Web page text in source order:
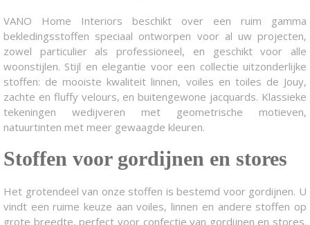
VANO Home Interiors beschikt over een ruim gamma
bekledingsstoffen speciaal ontworpen voor al uw projecten,
zowel particulier als professioneel, en geschikt voor alle
woonstijlen. Stijl en elegantie voor een collectie uitzonderlijke
stoffen: de mooiste kwaliteit linnen, voiles en toiles de Jouy,
zachte en fluffy velours, en buitengewone jacquards. Klassieke
tekeningen wedijveren met geometrische motieven,
natuurtinten met meer gewaagde kleuren.
Stoffen voor gordijnen en stores
Het grotendeel van onze stoffen is bestemd voor gordijnen. U
vindt een ruime keuze aan voiles, linnen en andere stoffen op
grote breedte, perfect voor confectie van gordijnen en stores.